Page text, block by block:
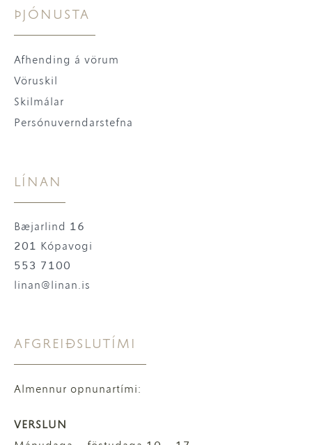
ÞJÓNUSTA
Afhending á vörum
Vöruskil
Skilmálar
Persónuverndarstefna
LÍNAN
Bæjarlind 16
201 Kópavogi
553 7100
linan@linan.is
AFGREIÐSLUTÍMI
Almennur opnunartími:
VERSLUN